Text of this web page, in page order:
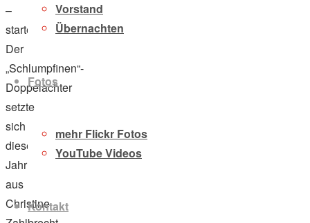
Vorstand
Übernachten
Fotos
mehr Flickr Fotos
YouTube Videos
Kontakt
–
starten.
Der
„Schlumpfinen“-
Doppelachter
setzte
sich
dieses
Jahr
aus
Christine